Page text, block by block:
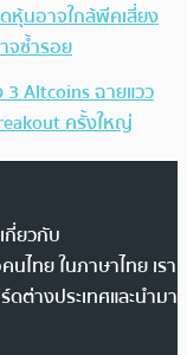
หุ้นอาจใกล้พีคเสี่ยง
จซ้ำรอย
3 Altcoins ฉายแวว
ครั้งใหญ่
กี่ยวกับ
ไทย ในภาษาไทย เรา
ต่างประเทศและนำมา